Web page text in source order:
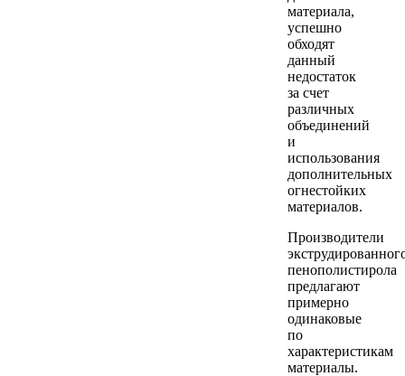
материала,
успешно
обходят
данный
недостаток
за счет
различных
объединений
и
использования
дополнительных
огнестойких
материалов.
Производители
пенополистирола
предлагают
примерно
одинаковые
по
характеристикам
материалы.